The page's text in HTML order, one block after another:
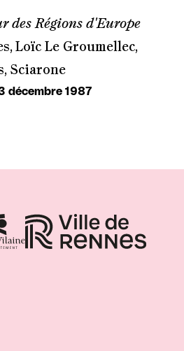
des Régions d'Europe
Loïc Le Groumellec,
Sciarone
décembre 1987